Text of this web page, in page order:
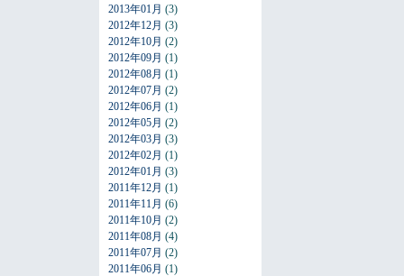
2013年01月 (3)
2012年12月 (3)
2012年10月 (2)
2012年09月 (1)
2012年08月 (1)
2012年07月 (2)
2012年06月 (1)
2012年05月 (2)
2012年03月 (3)
2012年02月 (1)
2012年01月 (3)
2011年12月 (1)
2011年11月 (6)
2011年10月 (2)
2011年08月 (4)
2011年07月 (2)
2011年06月 (1)